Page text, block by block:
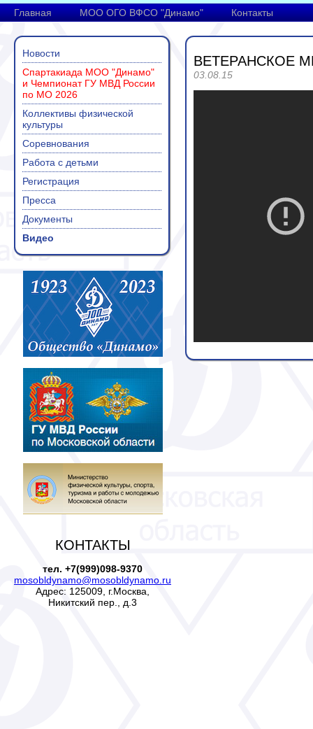
Главная МОО ОГО ВФСО "Динамо" Контакты
Новости
Спартакиада МОО "Динамо"
и Чемпионат ГУ МВД России
по МО 2026
Коллективы физической
культуры
Соревнования
Работа с детьми
Регистрация
Пресса
Документы
Видео
КОНТАКТЫ
тел. +7(999)098-9370
mosobldynamo@mosobldynamo.ru
Адрес: 125009, г.Москва,
Никитский пер., д.3
ВЕТЕРАНСКОЕ
03.08.15